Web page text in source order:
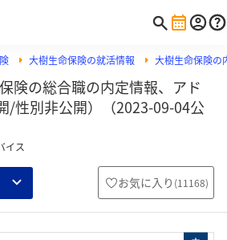
大樹生命保険の就活情報 大樹生命保険の
険の総合職の内定情報、アド
/性別非公開）（2023-09-04公
イス
お気に入り (11168)